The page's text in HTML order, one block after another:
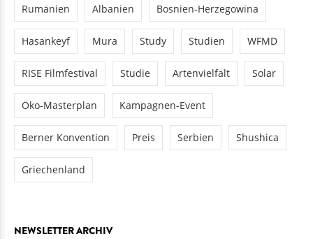
Rumänien Albanien Bosnien-Herzegowina
Hasankeyf Mura Study Studien WFMD
RISE Filmfestival Studie Artenvielfalt Solar
Öko-Masterplan Kampagnen-Event
Berner Konvention Preis Serbien Shushica
Griechenland
NEWSLETTER ARCHIV